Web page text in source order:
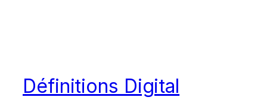
Définitions Digital